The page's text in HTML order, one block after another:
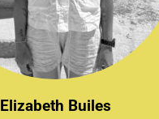
Elizabeth Builes